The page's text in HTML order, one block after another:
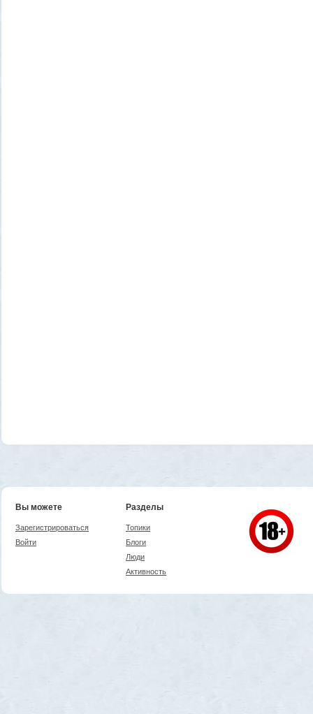
Вы можете
Зарегистрироваться
Войти
Разделы
Топики
Блоги
Люди
Активность